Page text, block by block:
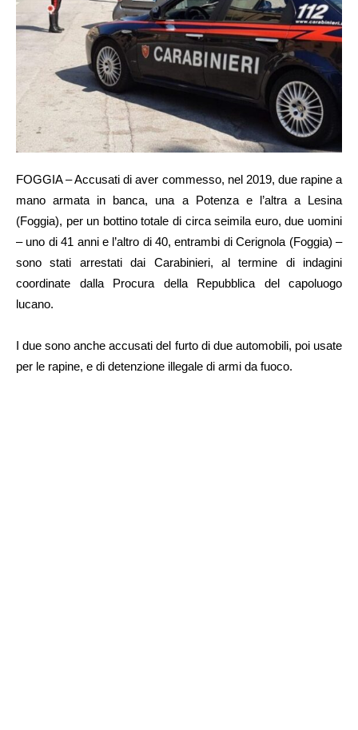
FOGGIA – Accusati di aver commesso, nel 2019, due rapine a
mano armata in banca, una a Potenza e l’altra a Lesina
(Foggia), per un bottino totale di circa seimila euro, due uomini
– uno di 41 anni e l’altro di 40, entrambi di Cerignola (Foggia) –
sono stati arrestati dai Carabinieri, al termine di indagini
coordinate dalla Procura della Repubblica del capoluogo
lucano.
I due sono anche accusati del furto di due automobili, poi usate
per le rapine, e di detenzione illegale di armi da fuoco.